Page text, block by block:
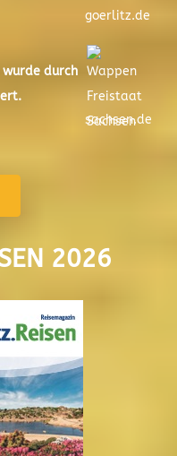
goerlitz.de
wurde durch
sachsen.de
2026